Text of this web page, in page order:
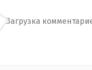
Загрузка